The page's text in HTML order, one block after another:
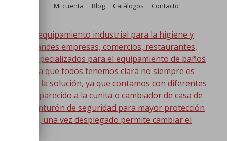
Mi cuenta Blog Catálogos Contacto
tipo de equipamiento industrial para la higiene y
para grandes empresas, comercios, restaurantes,
especializados para el equipamiento de baños
Esta idea que todos tenemos clara no siempre es
tenemos la solución, ya que contamos con diferentes
lo más parecido a la cunita o cambiador de casa de
con un cinturón de seguridad para mayor protección
la pared, una vez desplegado permite cambiar el